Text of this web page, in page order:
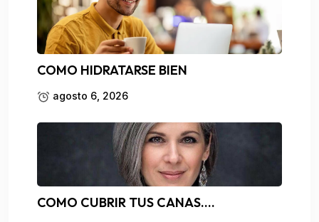
COMO HIDRATARSE BIEN
agosto 6, 2026
COMO CUBRIR TUS CANAS….